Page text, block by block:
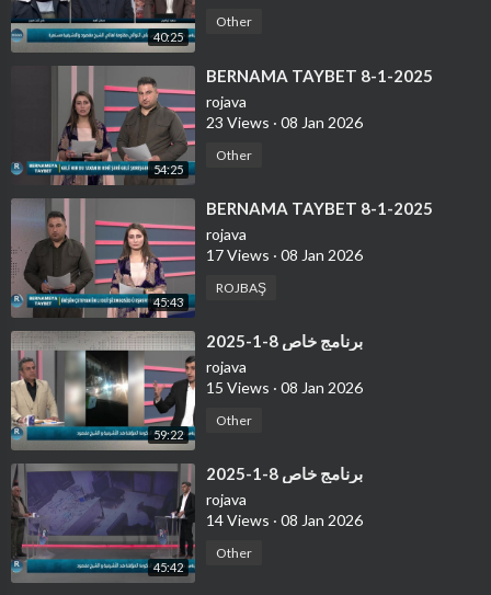
40:25
Other
54:25
⁣BERNAMA TAYBET 8-1-2025
rojava
23 Views · 08 Jan 2026
Other
45:43
⁣BERNAMA TAYBET 8-1-2025
rojava
17 Views · 08 Jan 2026
ROJBAŞ
59:22
⁣برنامج خاص 8-1-2025
rojava
15 Views · 08 Jan 2026
Other
45:42
⁣برنامج خاص 8-1-2025
rojava
14 Views · 08 Jan 2026
Other